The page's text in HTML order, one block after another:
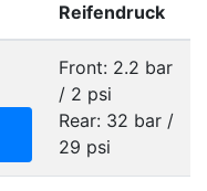
Reifendruck
Front: 2.2 bar
/ 2 psi
Rear: 32 bar /
29 psi